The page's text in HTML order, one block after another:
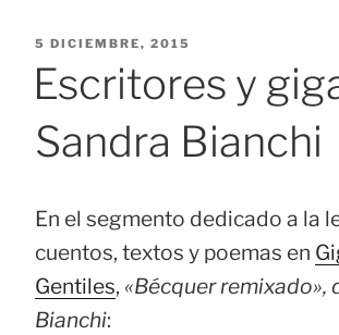
PUBLICADO
5 DICIEMBRE, 2015
Escritores y
Sandra Bianchi
En el segmento dedicado a la
cuentos, textos y poemas en
Gentiles, «Bécquer remixado»,
Bianchi: